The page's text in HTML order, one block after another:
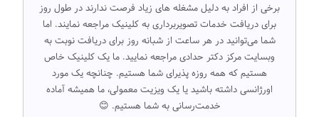
برخی از افراد به دلیل مشغله های زیاد فرصت ندارند در طول روز
برای دریافت خدمات تصویربرداری به کلینیک مراجعه نمایند. اما
شما می‌توانید در هر ساعت از شبانه روز برای دریافت نوبت به
وبسایت مرکز دکتر حدادی مراجعه نمایید. ما یک کلینیک خاص
هستیم که همه روزه پذیرای شما هستیم. چنانچه یک مورد
اورژانسی داشته باشید یا یک ویزیت معمولی، ما همیشه آماده
خدمت‌رسانی به شما هستیم. 😊